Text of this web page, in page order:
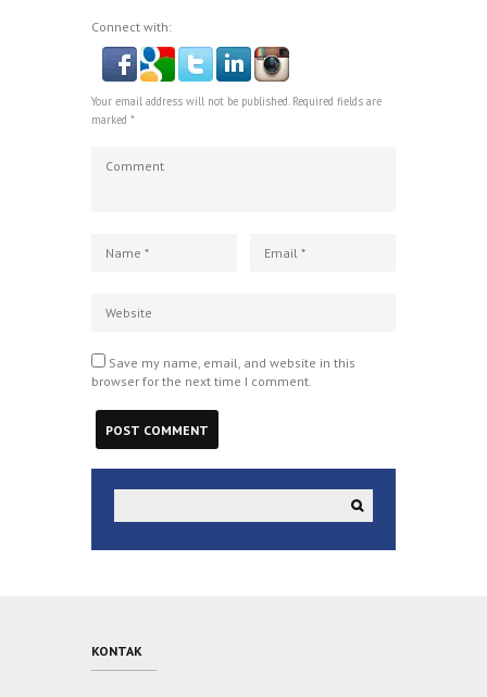
Connect with:
Your email address will not be published. Required fields are
marked *
Save my name, email, and website in this
browser for the next time I comment.
KONTAK